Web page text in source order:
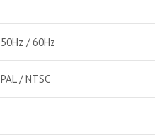
50Hz / 60Hz
PAL / NTSC